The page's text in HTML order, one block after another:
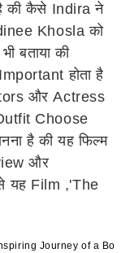
की कैसे Indira ने
Khosla को
बताया की
होता है
और Actress
Choose
है की यह फिल्म
और
यह Film ,'The
Journey of a Bold